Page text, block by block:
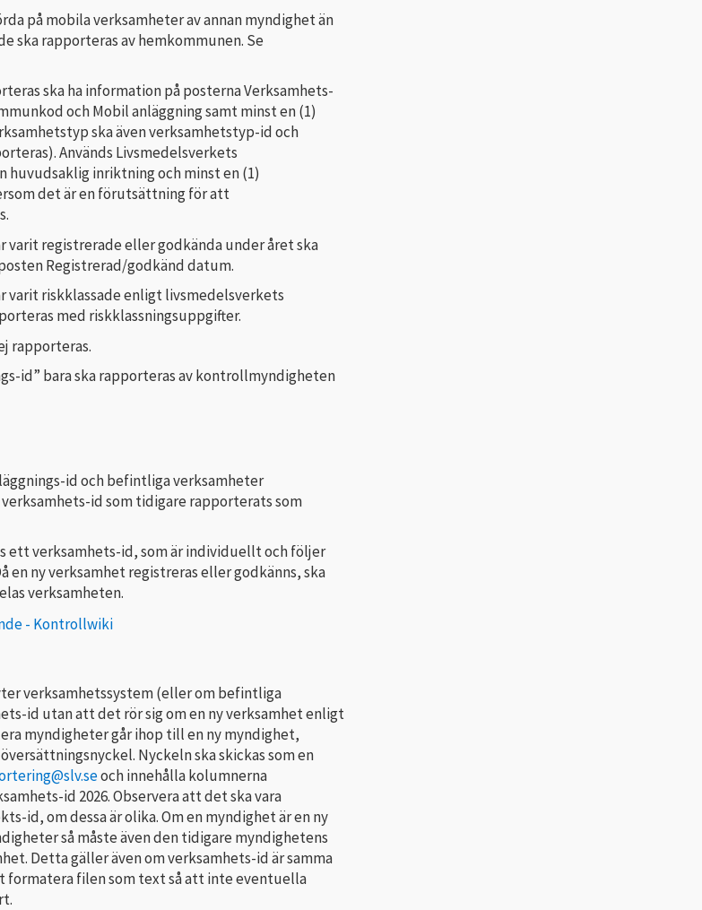
på mobila verksamheter av annan myndighet än
ska rapporteras av hemkommunen. Se
ska ha information på posterna Verksamhets-
och Mobil anläggning samt minst en (1)
ska även verksamhetstyp-id och
Används Livsmedelsverkets
huvudsaklig inriktning och minst en (1)
det är en förutsättning för att
varit registrerade eller godkända under året ska
Registrerad/godkänd datum.
varit riskklassade enligt livsmedelsverkets
med riskklassningsuppgifter.
rapporteras.
id” bara ska rapporteras av kontrollmyndigheten
id och befintliga verksamheter
verksamhets-id som tidigare rapporterats som
ett verksamhets-id, som är individuellt och följer
en ny verksamhet registreras eller godkänns, ska
verksamheten.
- Kontrollwiki
verksamhetssystem (eller om befintliga
id utan att det rör sig om en ny verksamhet enligt
myndigheter går ihop till en ny myndighet,
Nyckeln ska skickas som en
och innehålla kolumnerna
id 2026. Observera att det ska vara
id, om dessa är olika. Om en myndighet är en ny
så måste även den tidigare myndighetens
Detta gäller även om verksamhets-id är samma
formatera filen som text så att inte eventuella